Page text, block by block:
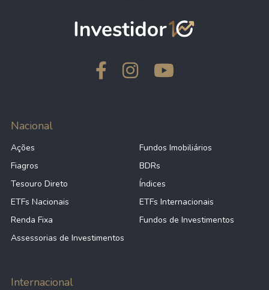
Nacional
Ações
Fundos Imobiliários
Fiagros
BDRs
Tesouro Direto
Índices
ETFs Nacionais
ETFs Internacionais
Renda Fixa
Fundos de Investimentos
Assessorias de Investimentos
Internacional